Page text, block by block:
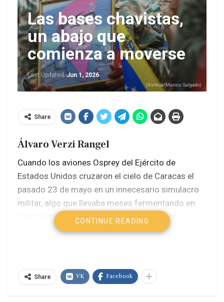
Las bases chavistas,
un abajo que
comienza a moverse
Last UpdatedJun 1, 2026
(Xinhua/Marcos Salgado)
Share
Álvaro Verzi Rangel
Cuando los aviones Osprey del Ejército de
Estados Unidos cruzaron el cielo de Caracas el
pasado 23 de mayo en un innecesario simulacro
militar, algo que llevaba meses fermentando en
silencio terminó de salir a la luz. Las bases
chavistas que durante 27 años sostuvieron la
se están revolviendo contra el nuevo orden que ha
impuesto Washington en Venezuela.
CONTINUE READING
Share VK Facebook